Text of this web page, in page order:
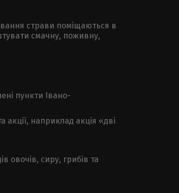
страви поміщаються в
смачну, поживну,
пункти Івано-
наприклад акція «дві
овочів, сиру, грибів та